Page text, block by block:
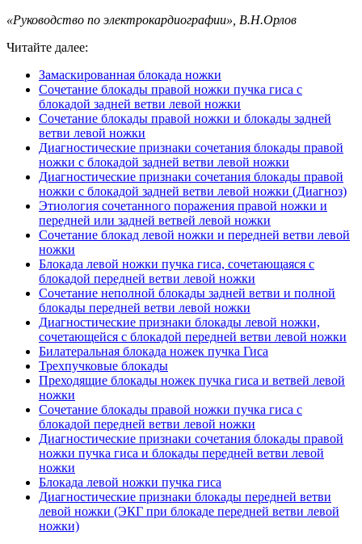
«Руководство по электрокардиографии», В.Н.Орлов
Читайте далее:
Замаскированная блокада ножки
Сочетание блокады правой ножки пучка гиса с
блокадой задней ветви левой ножки
Сочетание блокады правой ножки и блокады задней
ветви левой ножки
Диагностические признаки сочетания блокады правой
ножки с блокадой задней ветви левой ножки
Диагностические признаки сочетания блокады правой
ножки с блокадой задней ветви левой ножки (Диагноз)
Этиология сочетанного поражения правой ножки и
передней или задней ветвей левой ножки
Сочетание блокад левой ножки и передней ветви левой
ножки
Блокада левой ножки пучка гиса, сочетающаяся с
блокадой передней ветви левой ножки
Сочетание неполной блокады задней ветви и полной
блокады передней ветви левой ножки
Диагностические признаки блокады левой ножки,
сочетающейся с блокадой передней ветви левой ножки
Билатеральная блокада ножек пучка Гиса
Трехпучковые блокады
Преходящие блокады ножек пучка гиса и ветвей левой
ножки
Сочетание блокады правой ножки пучка гиса с
блокадой передней ветви левой ножки
Диагностические признаки сочетания блокады правой
ножки пучка гиса и блокады передней ветви левой
ножки
Блокада левой ножки пучка гиса
Диагностические признаки блокады передней ветви
левой ножки (ЭКГ при блокаде передней ветви левой
ножки)